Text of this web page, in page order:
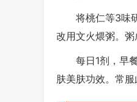
将桃仁等3味研
改用文火煨粥。粥
每日1剂，早餐
肤美肤功效。常服